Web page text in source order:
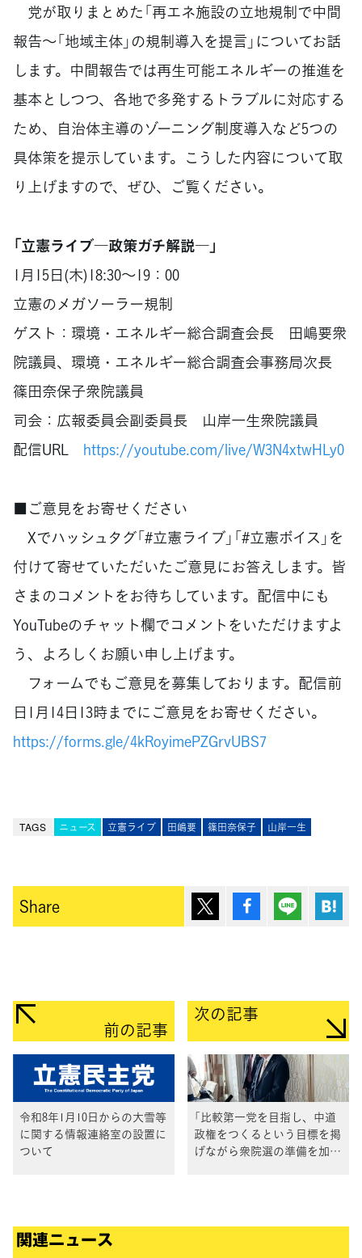
党が取りまとめた「再エネ施設の立地規制で中間
報告～「地域主体」の規制導入を提言」についてお話
します。中間報告では再生可能エネルギーの推進を
基本としつつ、各地で多発するトラブルに対応する
ため、自治体主導のゾーニング制度導入など5つの
具体策を提示しています。こうした内容について取
り上げますので、ぜひ、ご覧ください。
「立憲ライブ―政策ガチ解説―」
1月15日(木)18:30～19：00
立憲のメガソーラー規制
ゲスト：環境・エネルギー総合調査会長 田嶋要衆
院議員、環境・エネルギー総合調査会事務局次長
篠田奈保子衆院議員
司会：広報委員会副委員長 山岸一生衆院議員
配信URL https://youtube.com/live/W3N4xtwHLy0
■ご意見をお寄せください
Xでハッシュタグ「#立憲ライブ」「#立憲ボイス」を
付けて寄せていただいたご意見にお答えします。皆
さまのコメントをお待ちしています。配信中にも
YouTubeのチャット欄でコメントをいただけますよ
う、よろしくお願い申し上げます。
フォームでもご意見を募集しております。配信前
日1月14日13時までにご意見をお寄せください。
https://forms.gle/4kRoyimePZGrvUBS7
TAGS ニュース 立憲ライブ 田嶋要 篠田奈保子 山岸一生
Share ポスト シェア Lineで送
前の記事
令和8年1月10日からの大雪等
に関する情報連絡室の設置に
ついて
次の記事
「比較第一党を目指し、中道
政権をつくるという目標を掲
げながら衆院選の準備を加速
関連ニュース